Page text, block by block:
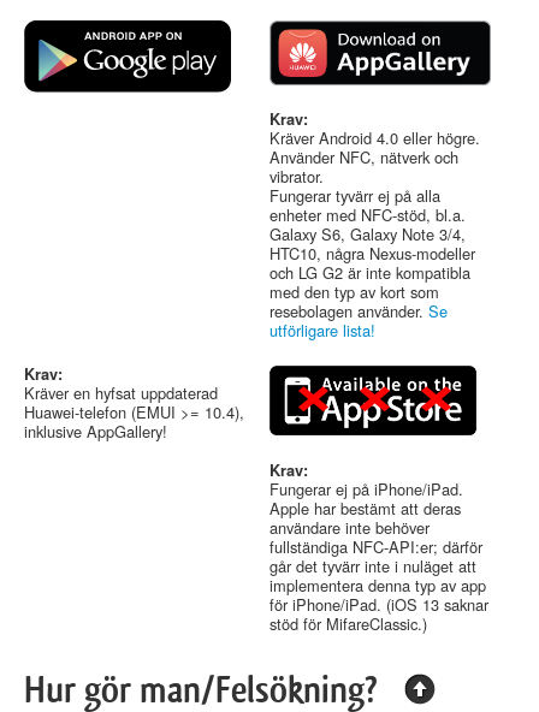
Krav:
Kräver Android 4.0 eller högre.
Använder NFC, nätverk och
vibrator.
Fungerar tyvärr ej på alla
enheter med NFC-stöd, bl.a.
Galaxy S6, Galaxy Note 3/4,
HTC10, några Nexus-modeller
och LG G2 är inte kompatibla
med den typ av kort som
resebolagen använder. Se
utförligare lista!
Krav:
Kräver en hyfsat uppdaterad
Huawei-telefon (EMUI >= 10.4),
inklusive AppGallery!
Krav:
Fungerar ej på iPhone/iPad.
Apple har bestämt att deras
användare inte behöver
fullständiga NFC-API:er; därför
går det tyvärr inte i nuläget att
implementera denna typ av app
för iPhone/iPad. (iOS 13 saknar
stöd för MifareClassic.)
Hur gör man/Felsökning?